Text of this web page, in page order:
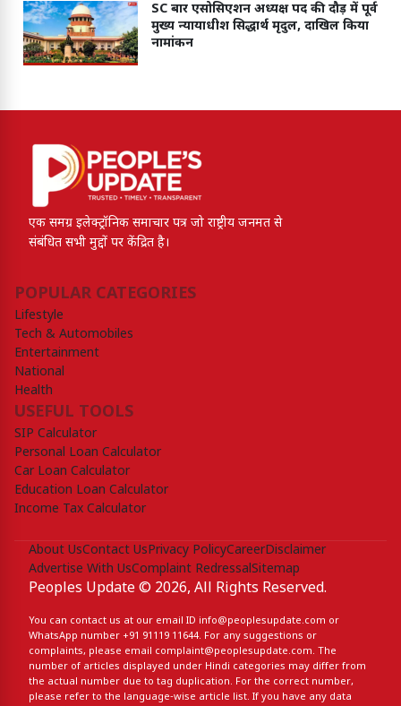
SC बार एसोसिएशन अध्यक्ष पद की दौड़ में पूर्व
मुख्य न्यायाधीश सिद्धार्थ मृदुल, दाखिल किया
नामांकन
एक समग्र इलेक्ट्रॉनिक समाचार पत्र जो राष्ट्रीय जनमत से
संबंधित सभी मुद्दों पर केंद्रित है।
POPULAR CATEGORIES
Lifestyle
Tech & Automobiles
Entertainment
National
Health
USEFUL TOOLS
SIP Calculator
Personal Loan Calculator
Car Loan Calculator
Education Loan Calculator
Income Tax Calculator
About UsContact UsPrivacy PolicyCareerDisclaimer
Advertise With UsComplaint RedressalSitemap
Peoples Update © 2026, All Rights Reserved.
You can contact us at our email ID info@peoplesupdate.com or
WhatsApp number +91 91119 11644. For any suggestions or
complaints, please email complaint@peoplesupdate.com. The
number of articles displayed under Hindi categories may differ from
the actual number due to tag duplication. For the correct number,
please refer to the language-wise article list. If you have any data